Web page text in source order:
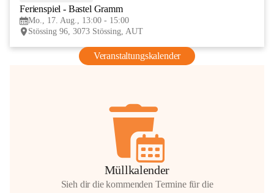
Ferienspiel - Bastel Gramm
Mo., 17. Aug., 13:00 - 15:00
Stössing 96, 3073 Stössing, AUT
Veranstaltungskalender
Müllkalender
Sieh dir die kommenden Termine für die